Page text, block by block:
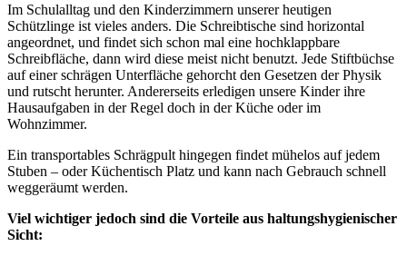
Im Schulalltag und den Kinderzimmern unserer heutigen
Schützlinge ist vieles anders. Die Schreibtische sind horizontal
angeordnet, und findet sich schon mal eine hochklappbare
Schreibfläche, dann wird diese meist nicht benutzt. Jede Stiftbüchse
auf einer schrägen Unterfläche gehorcht den Gesetzen der Physik
und rutscht herunter. Andererseits erledigen unsere Kinder ihre
Hausaufgaben in der Regel doch in der Küche oder im
Wohnzimmer.
Ein transportables Schrägpult hingegen findet mühelos auf jedem
Stuben – oder Küchentisch Platz und kann nach Gebrauch schnell
weggeräumt werden.
Viel wichtiger jedoch sind die Vorteile aus haltungshygienischer
Sicht: